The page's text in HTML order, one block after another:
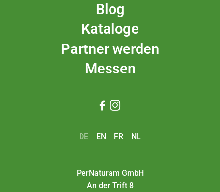
Blog
Kataloge
Partner werden
Messen
 
DE EN FR NL
PerNaturam GmbH
An der Trift 8